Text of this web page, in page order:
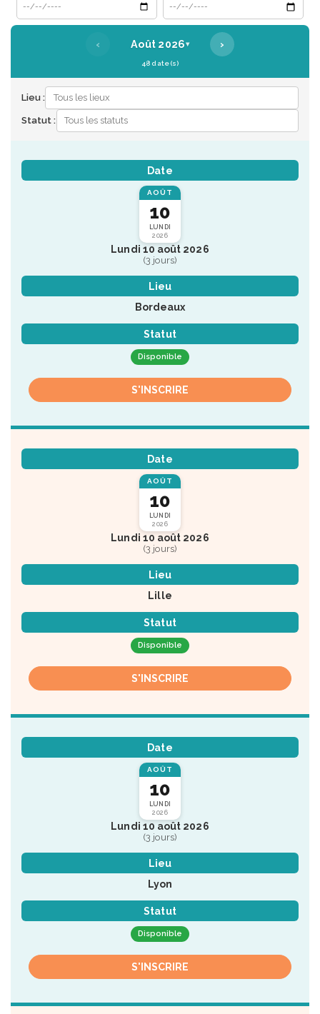
Date de début
Date de fin
‹ Août 2026▾ ›
48 date(s)
Lieu :
Statut :
Date
AOÛT
10
LUNDI
2026
Lundi 10 août 2026
(3 jours)
Lieu
Bordeaux
Statut
Disponible
S'INSCRIRE
Date
AOÛT
10
LUNDI
2026
Lundi 10 août 2026
(3 jours)
Lieu
Lille
Statut
Disponible
S'INSCRIRE
Date
AOÛT
10
LUNDI
2026
Lundi 10 août 2026
(3 jours)
Lieu
Lyon
Statut
Disponible
S'INSCRIRE